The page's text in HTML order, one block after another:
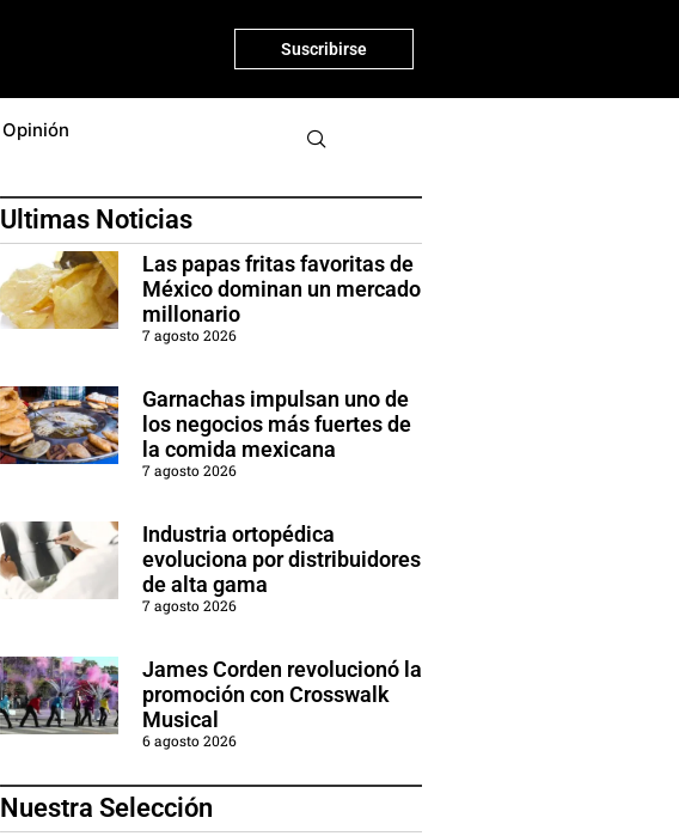
Suscribirse
Opinión
Ultimas Noticias
Las papas fritas favoritas de
México dominan un mercado
millonario
7 agosto 2026
Garnachas impulsan uno de
los negocios más fuertes de
la comida mexicana
7 agosto 2026
Industria ortopédica
evoluciona por distribuidores
de alta gama
7 agosto 2026
James Corden revolucionó la
promoción con Crosswalk
Musical
6 agosto 2026
Nuestra Selección